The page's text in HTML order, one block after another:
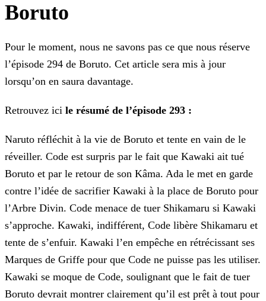
Boruto
Pour le moment, nous ne savons pas ce que nous réserve
l’épisode 294 de Boruto. Cet article sera mis à jour
lorsqu’on en saura davantage.
Retrouvez ici le résumé de l’épisode 293 :
Naruto réfléchit à la vie de Boruto et tente en vain de le
réveiller. Code est surpris par le fait que Kawaki ait tué
Boruto et par le retour de son Kâma. Ada le met en garde
contre l’idée de sacrifier Kawaki à la place de Boruto pour
l’Arbre Divin. Code menace de tuer Shikamaru si Kawaki
s’approche. Kawaki, indifférent, Code libère Shikamaru et
tente de s’enfuir. Kawaki l’en empêche en rétrécissant ses
Marques de Griffe pour que Code ne puisse pas les utiliser.
Kawaki se moque de Code, soulignant que le fait de tuer
Boruto devrait montrer clairement qu’il est prêt à tout pour